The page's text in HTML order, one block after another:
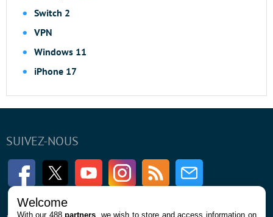
Switch 2
VPN
Windows 11
iPhone 17
SUIVEZ-NOUS
FacebookTwitter Youtube InstagramRSS Newsletter
Welcome
With our 488partners , we wish to store and access information on